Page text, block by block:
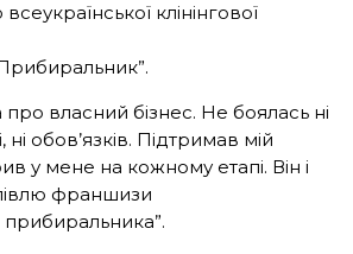
клінінгової
власний бізнес. Не боялась ні
ні обов’язків. Підтримав мій
у мене на кожному етапі. Він і
франшизи
прибиральника”.